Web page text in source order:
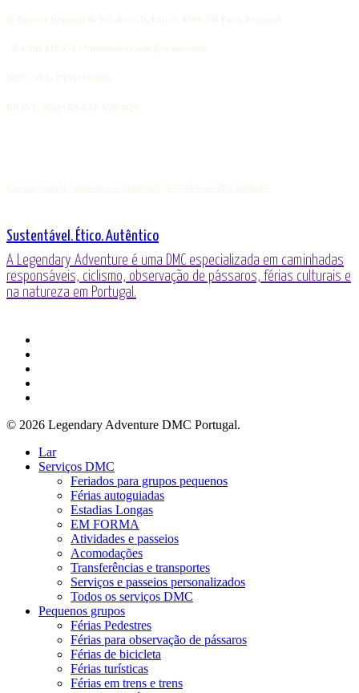
Sustentável. Ético. Autêntico
A Legendary Adventure é uma DMC especializada em caminhadas
responsáveis, ciclismo, observação de pássaros, férias culturais e
na natureza em Portugal.
© 2026 Legendary Adventure DMC Portugal.
Fechar
Menu
Lar
Serviços DMC
Feriados para grupos pequenos
Férias autoguiadas
Estadias Longas
EM FORMA
Atividades e passeios
Acomodações
Transferências e transportes
Serviços e passeios personalizados
Todos os serviços DMC
Pequenos grupos
Férias Pedestres
Férias para observação de pássaros
Férias de bicicleta
Férias turísticas
Férias em trens e trens